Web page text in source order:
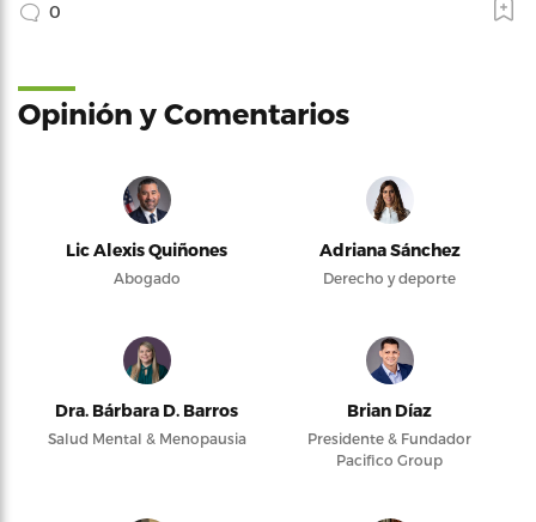
0
Opinión y Comentarios
Lic Alexis Quiñones
Abogado
Adriana Sánchez
Derecho y deporte
Dra. Bárbara D. Barros
Salud Mental & Menopausia
Brian Díaz
Presidente & Fundador
Pacifico Group